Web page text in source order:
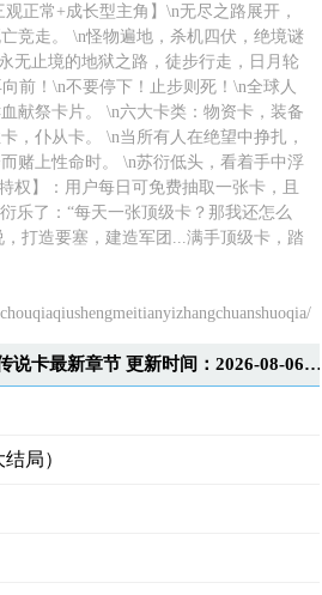
观正常+成长型主角】\n无尽之路展开，
竞走。 \n怪物遍地，杀机四伏，绝境谜
无止境的地狱之路，徒步行走，日月轮
前！\n不要停下！止步则死！\n全球人
献祭卡片。 \n六大卡类：物资卡，装备
，仆从卡。 \n当所有人在绝望中挣扎，
赌上性命时。 \n苏衍低头，看着手中浮
权】：用户每日可免费抽取一张卡，且
乐了：“每天一张顶级卡？那我还怎么
打造要塞，建造军团...满手顶级卡，踏
全民抽卡求生，每天一张传说卡最新章节 更新时间：2026-08-06T06:59:34
局）